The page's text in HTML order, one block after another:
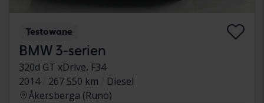
Testowane
BMW 3-serien
320d GT xDrive, F34
2014
267 550 km
Diesel
Åkersberga (Runö)